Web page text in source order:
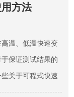
方法
温、低温快速变
保证测试结果的
关于可程式快速
确测试需求与标